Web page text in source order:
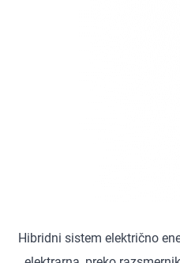
Hibridni sistem električno